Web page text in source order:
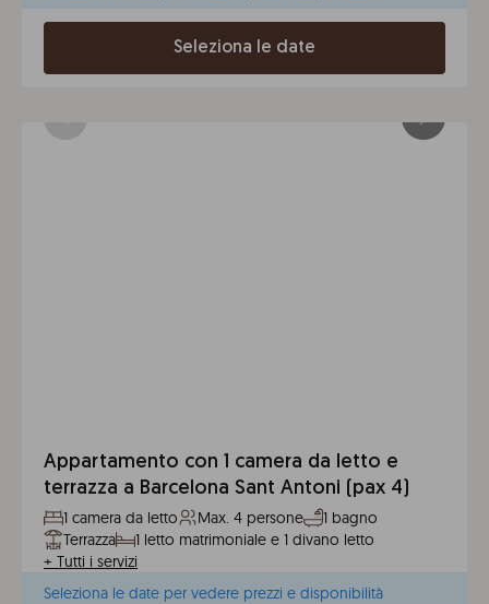
Seleziona le date
Appartamento con 1 camera da letto e
terrazza a Barcelona Sant Antoni (pax 4)
1 camera da letto Max. 4 persone
1 bagno
Terrazza
1 letto matrimoniale e 1 divano letto
+ Tutti i servizi
Seleziona le date per vedere prezzi e disponibilità